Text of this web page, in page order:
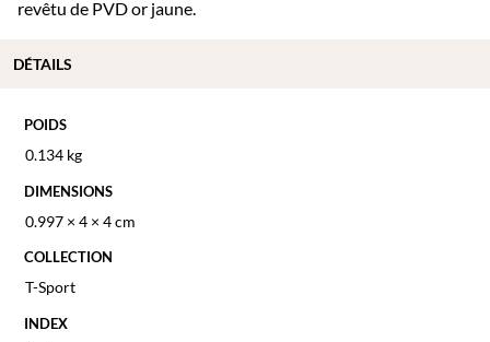
revêtu de PVD or jaune.
POIDS
0.134 kg
DIMENSIONS
0.997 × 4 × 4 cm
COLLECTION
T-Sport
INDEX
DÉTAILS